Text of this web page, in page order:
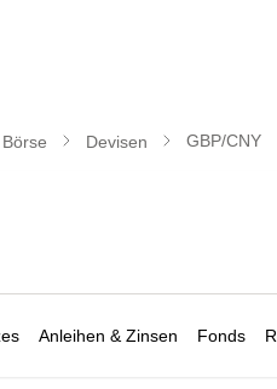
Börse Devisen GBP/CNY
Anleihen & Zinsen Fonds